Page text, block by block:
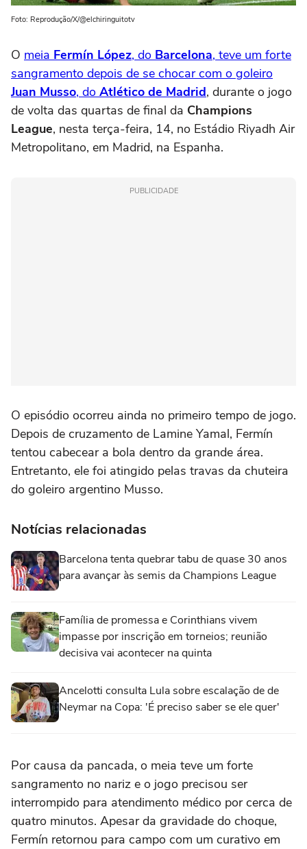
Foto: Reprodução/X/@elchiringuitotv
O meia Fermín López, do Barcelona, teve um forte
sangramento depois de se chocar com o goleiro
Juan Musso, do Atlético de Madrid, durante o jogo
de volta das quartas de final da Champions
League, nesta terça-feira, 14, no Estádio Riyadh Air
Metropolitano, em Madrid, na Espanha.
PUBLICIDADE
O episódio ocorreu ainda no primeiro tempo de jogo.
Depois de cruzamento de Lamine Yamal, Fermín
tentou cabecear a bola dentro da grande área.
Entretanto, ele foi atingido pelas travas da chuteira
do goleiro argentino Musso.
Notícias relacionadas
Barcelona tenta quebrar tabu de quase 30 anos
para avançar às semis da Champions League
Família de promessa e Corinthians vivem
impasse por inscrição em torneios; reunião
decisiva vai acontecer na quinta
Ancelotti consulta Lula sobre escalação de de
Neymar na Copa: 'É preciso saber se ele quer'
Por causa da pancada, o meia teve um forte
sangramento no nariz e o jogo precisou ser
interrompido para atendimento médico por cerca de
quatro minutos. Apesar da gravidade do choque,
Fermín retornou para campo com um curativo em